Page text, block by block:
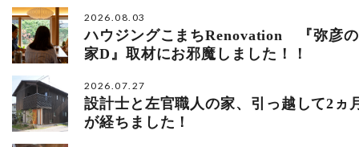
2026.08.03
ハウジングこまちRenovation 『弥彦の
家D』取材にお邪魔しました！！
2026.07.27
設計士と左官職人の家、引っ越して2ヵ
が経ちました！